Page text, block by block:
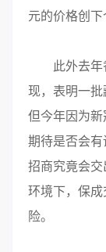
元的价格创下
此外去
现，表明一批
但今年因为
期待是否会
招商究竟会
环境下，保
险。